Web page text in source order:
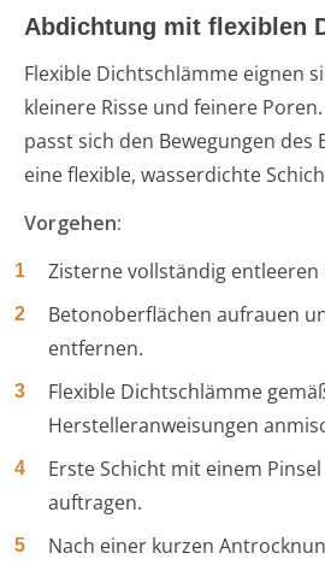
Abdichtung mit flexiblen
Flexible Dichtschlämme eignen
kleinere Risse und feinere
passt sich den Bewegungen
eine flexible, wasserdichte
Vorgehen:
Zisterne vollständig
Betonoberflächen aufrauen
entfernen.
Flexible Dichtschlämme
Herstelleranweisungen
Erste Schicht mit einem
auftragen.
Nach einer kurzen